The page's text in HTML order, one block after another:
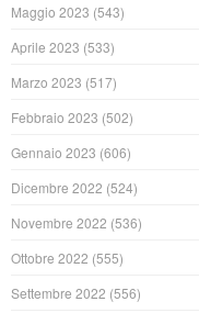
Maggio 2023 (543)
Aprile 2023 (533)
Marzo 2023 (517)
Febbraio 2023 (502)
Gennaio 2023 (606)
Dicembre 2022 (524)
Novembre 2022 (536)
Ottobre 2022 (555)
Settembre 2022 (556)